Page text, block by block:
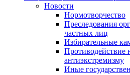
Новости
Нормотворчество
Преследования
частных лиц
Избирательные
Противодействие
антиэкстремизму
Иные